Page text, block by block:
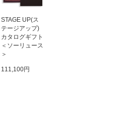
STAGE UP(ス
テージアップ)
カタログギフト
＜ソーリュース
＞
111,100円